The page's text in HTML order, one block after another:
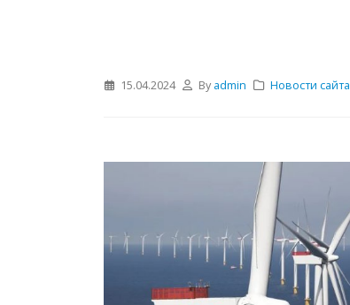
15.04.2024 By admin Новости сайта